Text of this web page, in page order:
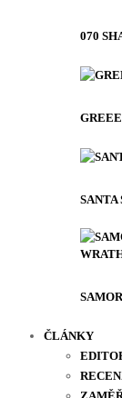
070
SANTA
ČLÁNKY